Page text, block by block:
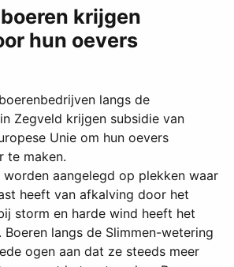
krijgen
hun oevers
langs de
Zegveld krijgen subsidie van
Unie om hun oevers
te maken.
worden aangelegd op plekken waar
heeft van afkalving door het
storm en harde wind heeft het
langs de Slimmen-wetering
ogen aan dat ze steeds meer